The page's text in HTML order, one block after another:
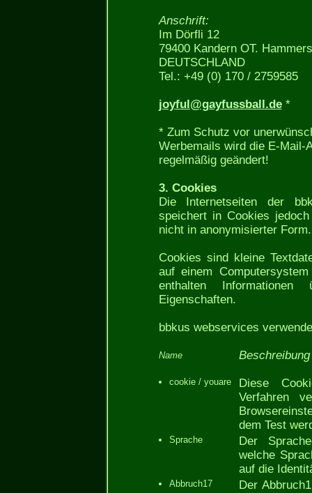
Anschrift:
Im Dörfli 12
79400 Kandern OT.
DEUTSCHLAND
Tel.: +49 (0) 170 / 2759585
joyful@gayfussball.de*
* Zum Schutz vor
Werbemails wird die E-Mail-
regelmäßig geändert!
3. Cookies
Die Internetseiten der
speichert in Cookies
nicht in anonymisierter Form.
Cookies sind kleine
auf einem
enthalten
Eigenschaften.
bbkus webservices
Name Beschreibung
cookie / youare
Diese
Verfahren
dem Test
Sprache
Der
welche
auf die
Abbruch17
Der